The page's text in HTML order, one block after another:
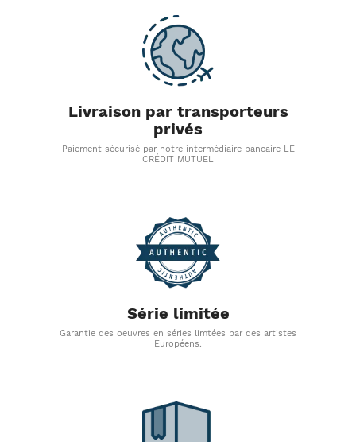
Livraison par transporteurs
privés
Paiement sécurisé par notre intermédiaire bancaire LE
CRÉDIT MUTUEL
Série limitée
Garantie des oeuvres en séries limtées par des artistes
Européens.